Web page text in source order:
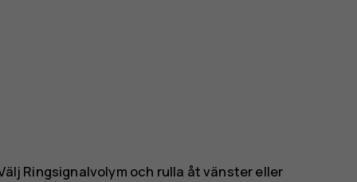
Ringsignalvolym och rulla åt vänster eller